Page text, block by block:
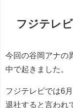
フジテレ
今回の谷岡アナの
中で起きました。
フジテレビでは6
退社すると言われ